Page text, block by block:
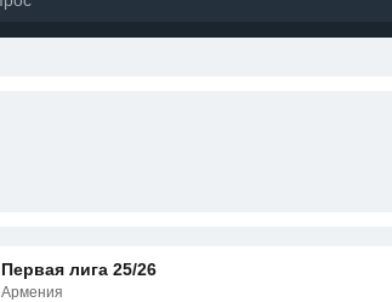
Первая лига 25/26
Армения